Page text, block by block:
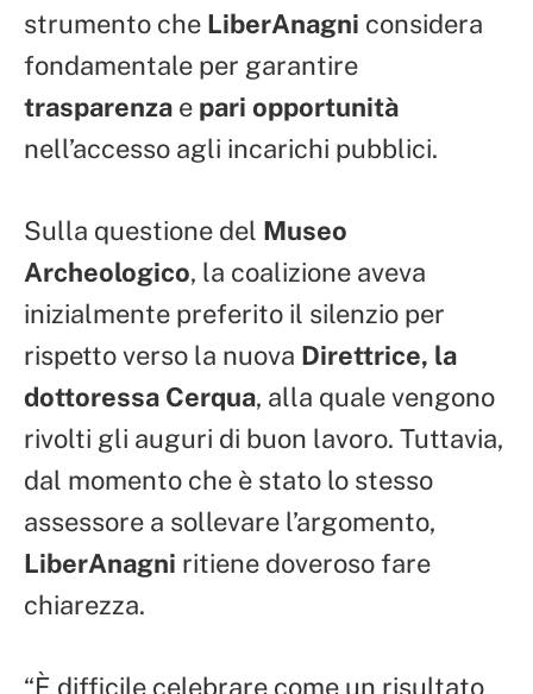
strumento che LiberAnagni considera
fondamentale per garantire
trasparenza e pari opportunità
nell’accesso agli incarichi pubblici.
Sulla questione del Museo
Archeologico, la coalizione aveva
inizialmente preferito il silenzio per
rispetto verso la nuova Direttrice, la
dottoressa Cerqua, alla quale vengono
rivolti gli auguri di buon lavoro. Tuttavia,
dal momento che è stato lo stesso
assessore a sollevare l’argomento,
LiberAnagni ritiene doveroso fare
chiarezza.
“È difficile celebrare come un risultato